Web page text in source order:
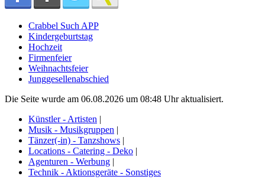
Crabbel Such APP
Kindergeburtstag
Hochzeit
Firmenfeier
Weihnachtsfeier
Junggesellenabschied
Die Seite wurde am 06.08.2026 um 08:48 Uhr aktualisiert.
Künstler - Artisten |
Musik - Musikgruppen |
Tänzer(-in) - Tanzshows |
Locations - Catering - Deko |
Agenturen - Werbung |
Technik - Aktionsgeräte - Sonstiges